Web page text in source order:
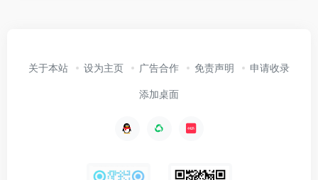
关于本站 设为主页 广告合作 免责声明 申请收录
添加桌面